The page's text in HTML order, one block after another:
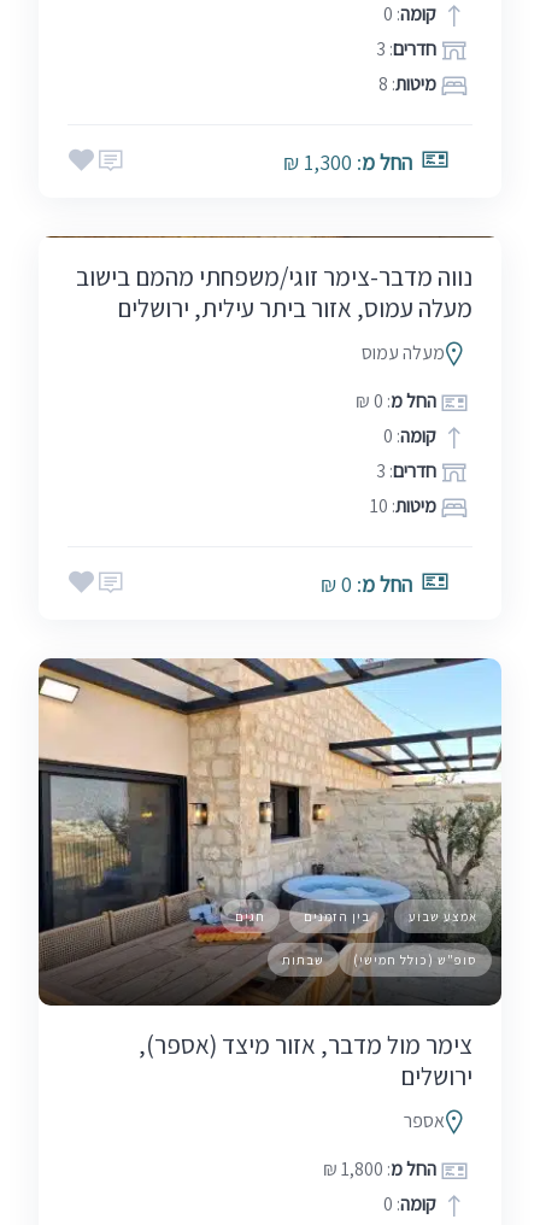
קומה: 0
חדרים: 3
מיטות: 8
החל מ: 1,300 ₪ אמצע שבוע
נווה מדבר-צימר זוגי/משפחתי מהמם בישוב
מעלה עמוס, אזור ביתר עילית, ירושלים
מעלה עמוס
החל מ: 0 ₪
קומה: 0
חדרים: 3
מיטות: 10
החל מ: 0 ₪
אמצע שבוע בין הזמנים חגים
סופ"ש (כולל חמישי) שבתות
צימר מול מדבר, אזור מיצד (אספר),
ירושלים
אספר
החל מ: 1,800 ₪
קומה: 0